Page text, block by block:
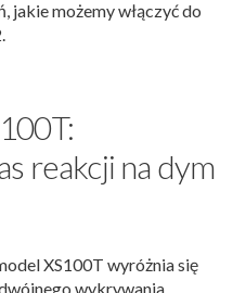
jakie możemy włączyć do
reakcji na dym
XS100T wyróżnia się
wykrywania